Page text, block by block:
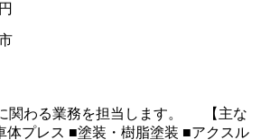
円
関わる業務を担当します。 【主な
体プレス ■塗装・樹脂塗装 ■アクスル